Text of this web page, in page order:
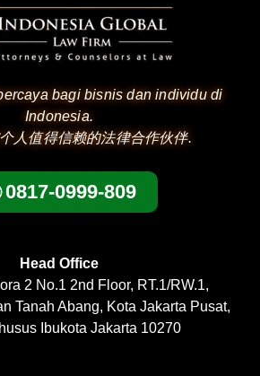
bagi bisnis dan individu di
Indonesia.
人值得信赖的法律合作伙伴.
0817-0999-809
Head Office
2 No.1 2nd Floor, RT.1/RW.1,
Tanah Abang, Kota Jakarta Pusat,
Ibukota Jakarta 10270